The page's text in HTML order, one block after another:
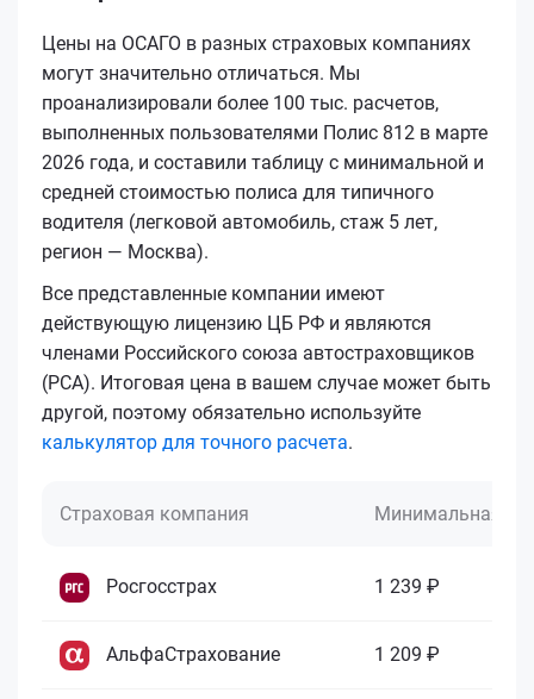
Цены на ОСАГО в разных страховых компаниях
могут значительно отличаться. Мы
проанализировали более 100 тыс. расчетов,
выполненных пользователями Полис 812 в марте
2026 года, и составили таблицу с минимальной и
средней стоимостью полиса для типичного
водителя (легковой автомобиль, стаж 5 лет,
регион — Москва).
Все представленные компании имеют
действующую лицензию ЦБ РФ и являются
членами Российского союза автостраховщиков
(РСА). Итоговая цена в вашем случае может быть
другой, поэтому обязательно используйте
калькулятор для точного расчета.
Страховая компания Минимальная
Росгосстрах 1 239 ₽
АльфаСтрахование 1 209 ₽